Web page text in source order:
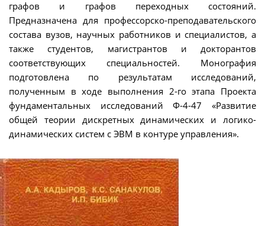
графов и графов переходных состояний.
Предназначена для профессорско-преподавательского
состава вузов, научных работников и специалистов, а
также студентов, магистрантов и докторантов
соответствующих специальностей. Монография
подготовлена по результатам исследований,
полученным в ходе выполнения 2-го этапа Проекта
фундаментальных исследований Ф-4-47 «Развитие
общей теории дискретных динамических и логико-
динамических систем с ЭВМ в контуре управления».